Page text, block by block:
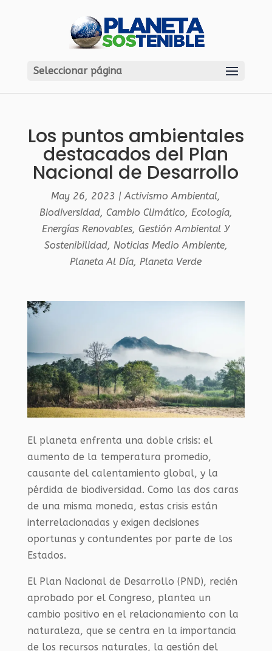
Seleccionar página
Los puntos ambientales
destacados del Plan
Nacional de Desarrollo
May 26, 2023 |Activismo Ambiental,
Biodiversidad, Cambio Climático, Ecología,
Energías Renovables,Gestión Ambiental Y
Sostenibilidad, Noticias Medio Ambiente,
Planeta Al Día,Planeta Verde
El planeta enfrenta una doble crisis: el
aumento de la temperatura promedio,
causante del calentamiento global, y la
pérdida de biodiversidad. Como las dos caras
de una misma moneda, estas crisis están
interrelacionadas y exigen decisiones
oportunas y contundentes por parte de los
Estados.
El Plan Nacional de Desarrollo (PND), recién
aprobado por el Congreso, plantea un
cambio positivo en el relacionamiento con la
naturaleza, que se centra en la importancia
de los recursos naturales, la gestión del